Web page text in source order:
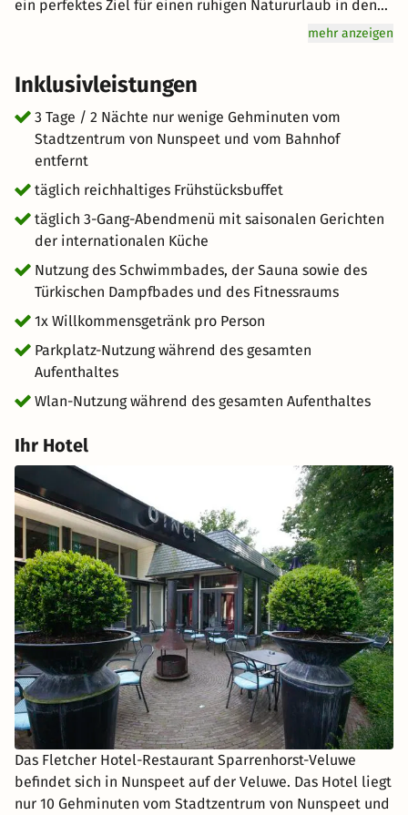
ein perfektes Ziel für einen ruhigen Natururlaub in den
Ausflügen an den Veluwemeer – hier genießen Sie frische
Luft, Weite und Erholung pur. Gleichzeitig erreichen Sie
schnell kulturelle Highlights wie das Kröller-Müller-
Museum oder die königliche Parkanlage Het Loo. Ein
ideales Arrangement für ein Wellness Wochenende in
Holland, ein Romantikwochenende in der Veluwe oder
einfach eine stilvolle Auszeit im Herzen der
niederländischen Natur.
mehr anzeigen
Inklusivleistungen
3 Tage / 2 Nächte nur wenige Gehminuten vom
Stadtzentrum von Nunspeet und vom Bahnhof
entfernt
täglich reichhaltiges Frühstücksbuffet
täglich 3-Gang-Abendmenü mit saisonalen Gerichten
der internationalen Küche
Nutzung des Schwimmbades, der Sauna sowie des
Türkischen Dampfbades und des Fitnessraums
1x Willkommensgetränk pro Person
Parkplatz-Nutzung während des gesamten
Aufenthaltes
Wlan-Nutzung während des gesamten Aufenthaltes
Ihr Hotel
Das Fletcher Hotel-Restaurant Sparrenhorst-Veluwe
befindet sich in Nunspeet auf der Veluwe. Das Hotel liegt
nur 10 Gehminuten vom Stadtzentrum von Nunspeet und